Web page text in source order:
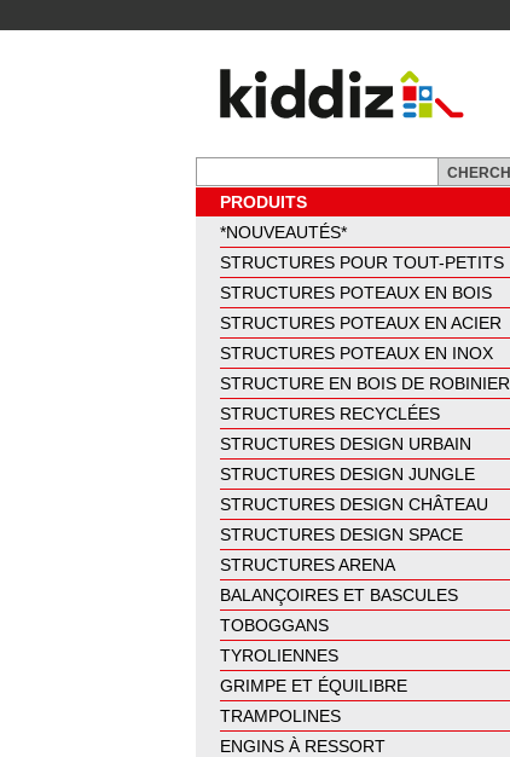
PRODUITS
*NOUVEAUTÉS*
STRUCTURES POUR TOUT-PETITS
STRUCTURES POTEAUX EN BOIS
STRUCTURES POTEAUX EN ACIER
STRUCTURES POTEAUX EN INOX
STRUCTURE EN BOIS DE ROBINIER
STRUCTURES RECYCLÉES
STRUCTURES DESIGN URBAIN
STRUCTURES DESIGN JUNGLE
STRUCTURES DESIGN CHÂTEAU
STRUCTURES DESIGN SPACE
STRUCTURES ARENA
BALANÇOIRES ET BASCULES
TOBOGGANS
TYROLIENNES
GRIMPE ET ÉQUILIBRE
TRAMPOLINES
ENGINS À RESSORT